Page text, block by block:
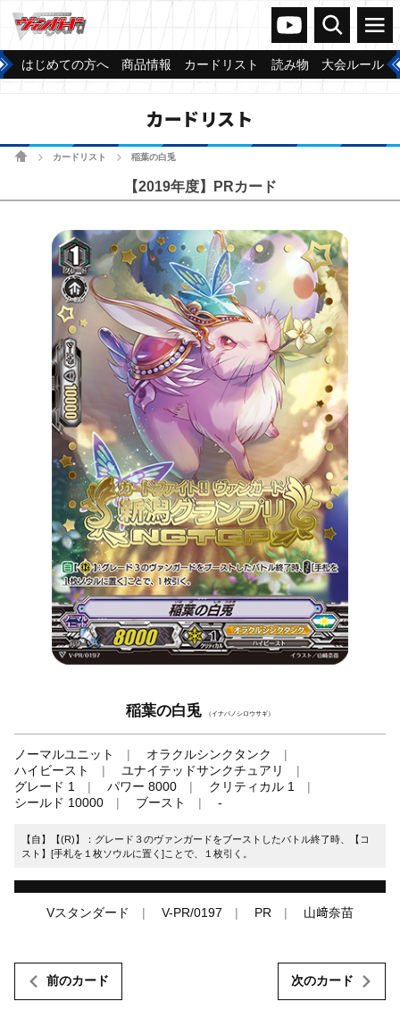
ヴァンガードch
検索 メニュー
はじめての方へ 商品情報 カードリスト 読み物 大会ルール
カードリスト
ホームカードリスト 稲葉の白兎
【2019年度】PRカード
稲葉の白兎 （イナバノシロウサギ）
ノーマルユニット
オラクルシンクタンク
ハイビースト
ユナイテッドサンクチュアリ
グレード 1
パワー 8000
クリティカル 1
シールド 10000
ブースト -
【自】【(R)】：グレード３のヴァンガードをブーストしたバトル終了時、【コ
スト】[手札を１枚ソウルに置く]ことで、１枚引く。
Vスタンダード V-PR/0197 PR 山﨑奈苗
前のカード 次のカード